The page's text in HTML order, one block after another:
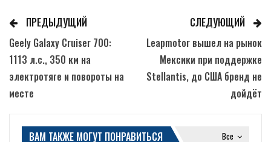
ПРЕДЫДУЩИЙ
Geely Galaxy Cruiser 700:
1113 л.с., 350 км на
электротяге и повороты на
месте
СЛЕДУЮЩИЙ
Leapmotor вышел на рынок
Мексики при поддержке
Stellantis, до США бренд не
дойдёт
Все
ВАМ ТАКЖЕ МОГУТ ПОНРАВИТЬСЯ